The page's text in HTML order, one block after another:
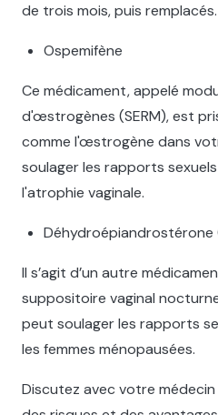
de trois mois, puis remplacés.
Ospemifène
Ce médicament, appelé
d'œstrogènes (SERM), est
comme l'œstrogène dans
soulager les rapports
l'atrophie vaginale.
Déhydroépiandrostérone
Il s’agit d’un autre
suppositoire vaginal
peut soulager les rapports
les femmes ménopausées.
Discutez avec votre